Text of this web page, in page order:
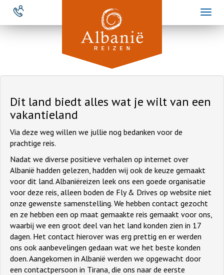
Overslaan
naar
Dit land biedt alles wat je wilt van een
vakantieland
Via deze weg willen we jullie nog bedanken voor de
prachtige reis.
Nadat we diverse positieve verhalen op internet over
Albanië hadden gelezen, hadden wij ook de keuze gemaakt
voor dit land. Albaniëreizen leek ons een goede organisatie
voor deze reis, alleen boden de Fly & Drives op website niet
onze gewenste samenstelling. We hebben contact gezocht
en ze hebben een op maat gemaakte reis gemaakt voor ons,
waarbij we een groot deel van het land konden zien in 17
dagen. Het contact hierover was erg prettig en er werden
ons ook aanbevelingen gedaan wat we het beste konden
doen. Aangekomen in Albanië werden we opgewacht door
een contactpersoon in Tirana, die ons naar de eerste